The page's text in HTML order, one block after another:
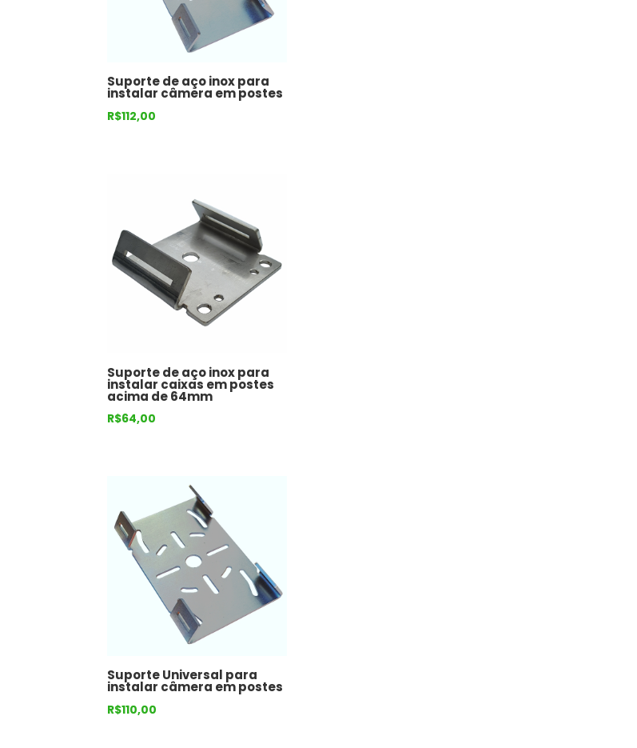
Suporte de aço inox para
instalar câmera em postes
R$112,00
Suporte de aço inox para
instalar caixas em postes
acima de 64mm
R$64,00
Suporte Universal para
instalar câmera em postes
R$110,00